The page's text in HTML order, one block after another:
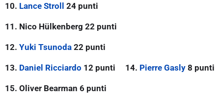
10. Lance Stroll 24 punti
11. Nico Hülkenberg 22 punti
12. Yuki Tsunoda 22 punti
13. Daniel Ricciardo 12 punti 14. Pierre Gasly 8 punti
15. Oliver Bearman 6 punti